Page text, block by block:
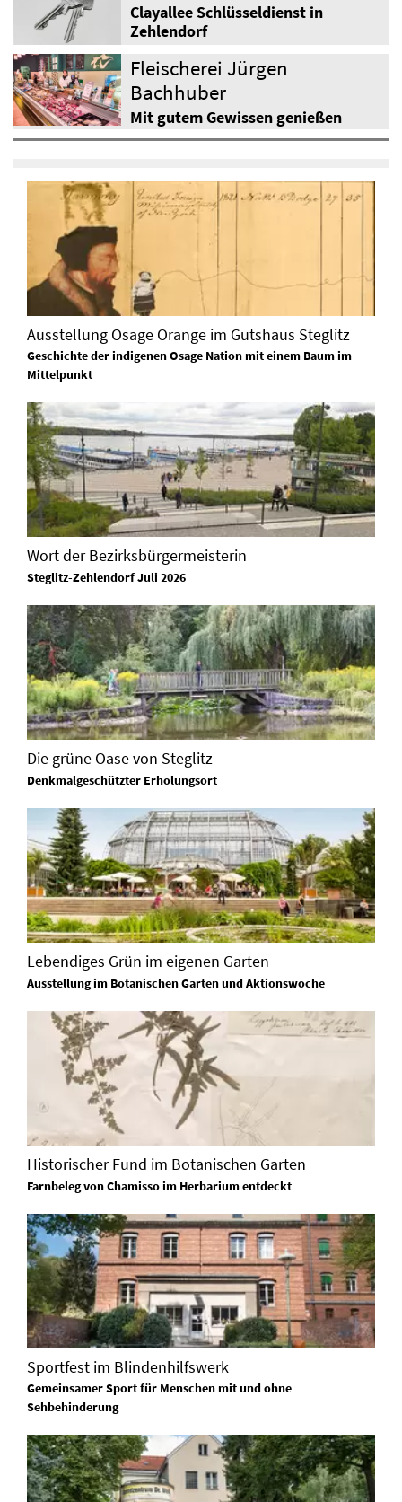
Clayallee Schlüsseldienst in
Zehlendorf
Fleischerei Jürgen
Bachhuber
Mit gutem Gewissen genießen
Ausstellung Osage Orange im Gutshaus Steglitz
Geschichte der indigenen Osage Nation mit einem Baum im
Mittelpunkt
Wort der Bezirksbürgermeisterin
Steglitz-Zehlendorf Juli 2026
Die grüne Oase von Steglitz
Denkmalgeschützter Erholungsort
Lebendiges Grün im eigenen Garten
Ausstellung im Botanischen Garten und Aktionswoche
Historischer Fund im Botanischen Garten
Farnbeleg von Chamisso im Herbarium entdeckt
Sportfest im Blindenhilfswerk
Gemeinsamer Sport für Menschen mit und ohne
Sehbehinderung